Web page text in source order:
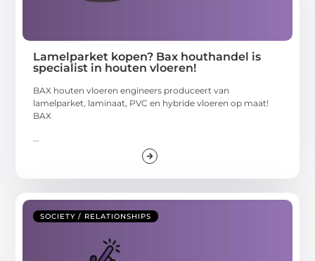
Lamelparket kopen? Bax houthandel is
specialist in houten vloeren!
BAX houten vloeren engineers produceert van
lamelparket, laminaat, PVC en hybride vloeren op maat!
BAX
...
SOCIETY / RELATIONSHIPS